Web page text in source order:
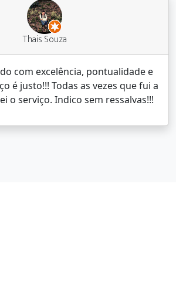
Thais Souza
com excelência, pontualidade e
é justo!!! Todas as vezes que fui a
o serviço. Indico sem ressalvas!!!